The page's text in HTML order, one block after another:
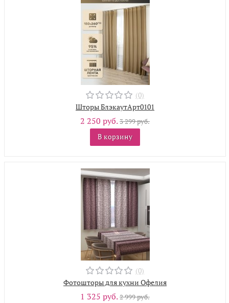
(0)
Шторы БлэкаутАрт0101
2 250 руб.3 299 руб.
В корзину
(0)
Фотошторы для кухни Офелия
1 325 руб.2 999 руб.